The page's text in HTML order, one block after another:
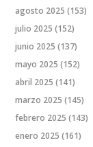
agosto 2025 (153)
julio 2025 (152)
junio 2025 (137)
mayo 2025 (152)
abril 2025 (141)
marzo 2025 (145)
febrero 2025 (143)
enero 2025 (161)